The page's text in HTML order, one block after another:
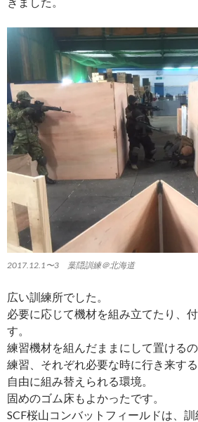
2017.12.1〜3 葉隠訓練＠北海道
広い訓練所でした。
必要に応じて機材を組み立てたり、
す。
練習機材を組んだままにして置ける
練習、それぞれ必要な時に行き来す
自由に組み替えられる環境。
固めのゴム床もよかったです。
SCF桜山コンバットフィールドは、訓